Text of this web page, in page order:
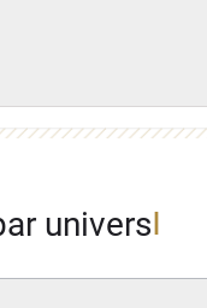
univers